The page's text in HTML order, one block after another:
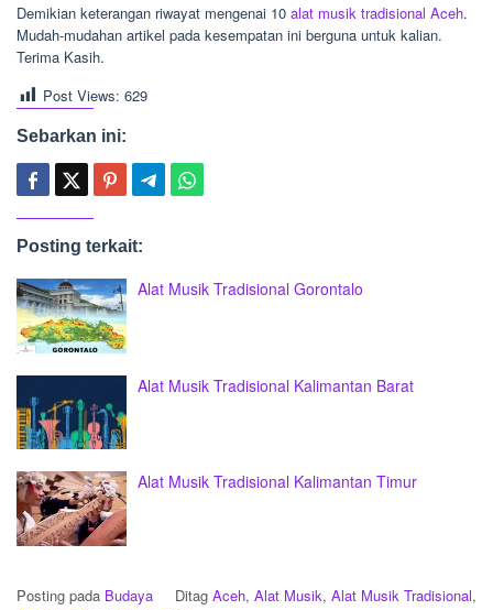
Demikian keterangan riwayat mengenai 10 alat musik tradisional Aceh.
Mudah-mudahan artikel pada kesempatan ini berguna untuk kalian.
Terima Kasih.
Post Views: 629
Sebarkan ini:
Posting terkait:
Alat Musik Tradisional Gorontalo
Alat Musik Tradisional Kalimantan Barat
Alat Musik Tradisional Kalimantan Timur
Posting pada Budaya Ditag Aceh, Alat Musik, Alat Musik Tradisional,